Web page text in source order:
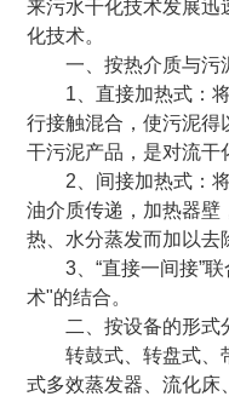
来污水干化技术发展迅
化技术。
一、按热介质与污
1、直接加热式：将
行接触混合，使污泥得
干污泥产品，是对流干
2、间接加热式：将
油介质传递，加热器壁
热、水分蒸发而加以去
3、“直接一间接”联
术"的结合。
二、按设备的形式
转鼓式、转盘式、
式多效蒸发器、流化床